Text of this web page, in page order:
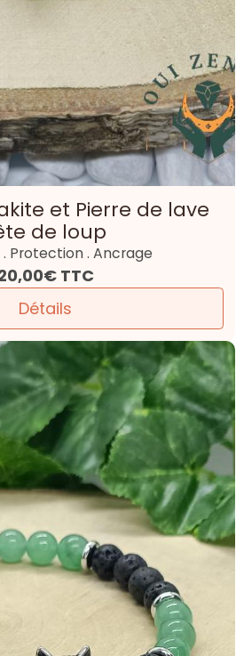
et Pierre de lave
de loup
. Protection . Ancrage
TTC
Détails